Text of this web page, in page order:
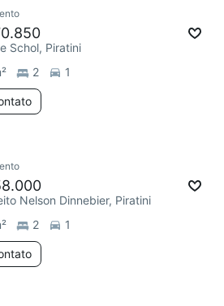
Schol, Piratini
2 1
Nelson Dinnebier, Piratini
2 1